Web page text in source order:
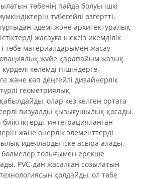
төбенің пайда болуы ішкі
түбегейлі өзгертті,
әдемі және архитектуралық
жасауға шексіз икемділік
төбе материалдарымен жасау
жүйе қарапайым жазық
көлемді пішіндерге,
және көп деңгейлі дизайнерлік
геометриялық
олар кез келген ортаға
визуалды қызығушылық қосады.
интеграцияланған
және өнерлік элементтерді
идеяларды іске асыра алады,
бөлмелер толығымен ерекше
PVC-дан жасалған созылатын
қолдайды, ол төбе